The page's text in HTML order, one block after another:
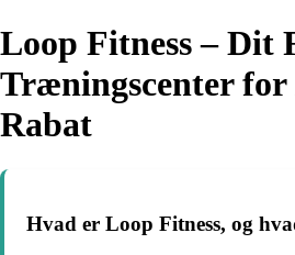
Loop Fitness – Dit
Træningscenter
Rabat
Hvad er Loop Fitness, og